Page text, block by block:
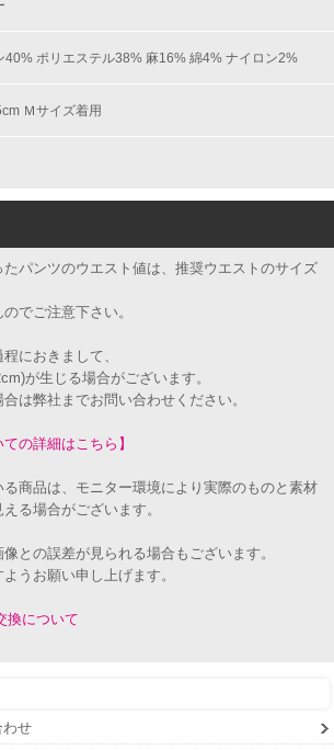
40% ポリエステル38% 麻16% 綿4% ナイロン2%
Ｍサイズ着用
パンツのウエスト値は、推奨ウエストのサイズ
でご注意下さい。
におきまして、
が生じる場合がございます。
は弊社までお問い合わせください。
の詳細はこちら】
商品は、モニター環境により実際のものと素材
る場合がございます。
との誤差が見られる場合もございます。
うお願い申し上げます。
換について
わせ